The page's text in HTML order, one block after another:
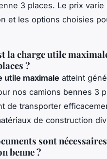
3 places. Le prix varie
et les options choisies
la charge utile
?
utile maximale atteint
nos camions bennes 3
de transporter
de construction
sont
benne ?